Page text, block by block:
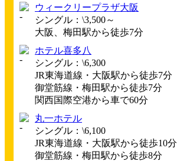
ウィークリープラザ大阪
シングル：\3,500～
大阪、梅田駅から徒歩7分
ホテル喜多八
シングル：\6,300
JR東海道線・大阪駅から徒歩7分
御堂筋線・梅田駅から徒歩7分
関西国際空港から車で60分
丸一ホテル
シングル：\6,100
JR東海道線・大阪駅から徒歩10分
御堂筋線・梅田駅から徒歩8分